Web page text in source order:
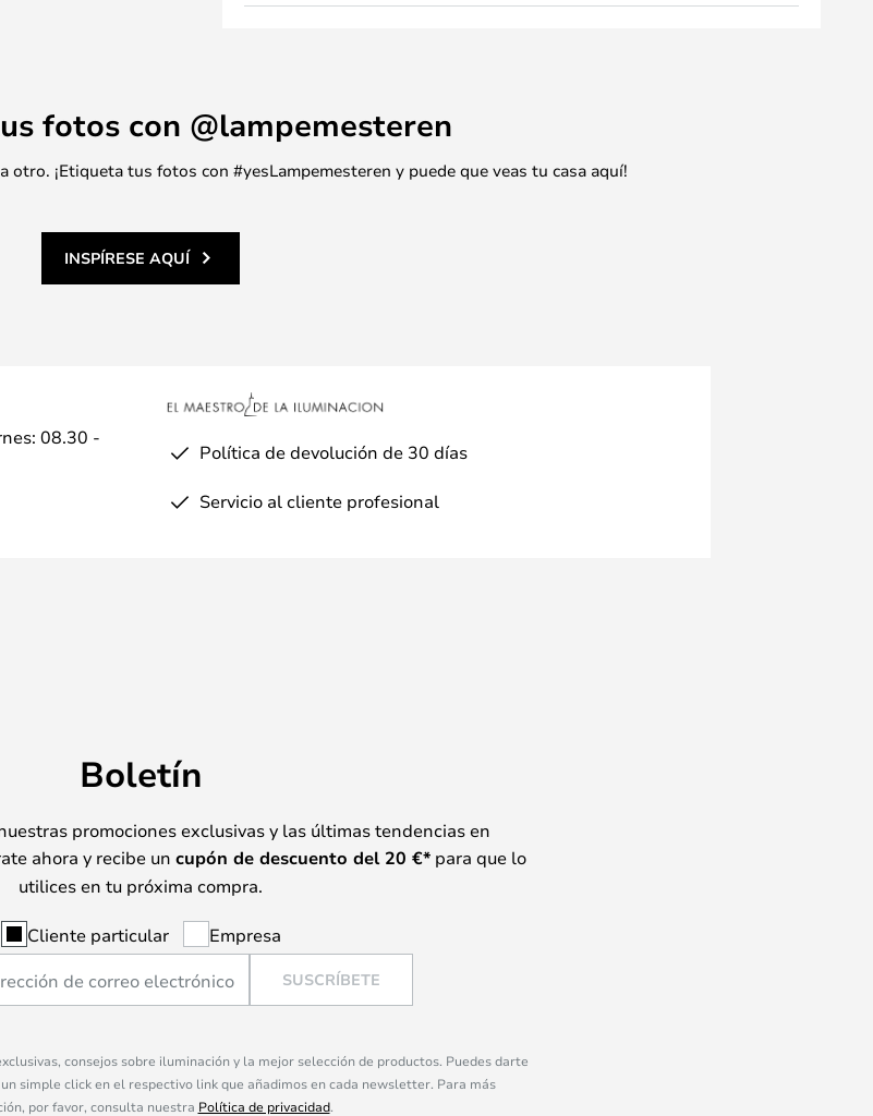
fotos con @lampemesteren
¡Etiqueta tus fotos con #yesLampemesteren y puede que veas tu casa aquí!
INSPÍRESE AQUÍ
08.30 -
Política de devolución de 30 días
Servicio al cliente profesional
Boletín
promociones exclusivas y las últimas tendencias en
ahora y recibe un cupón de descuento del 20 €*para que lo
utilices en tu próxima compra.
Cliente particular Empresa
SUSCRÍBETE
consejos sobre iluminación y la mejor selección de productos. Puedes darte
simple click en el respectivo link que añadimos en cada newsletter. Para más
por favor, consulta nuestra Política de privacidad.